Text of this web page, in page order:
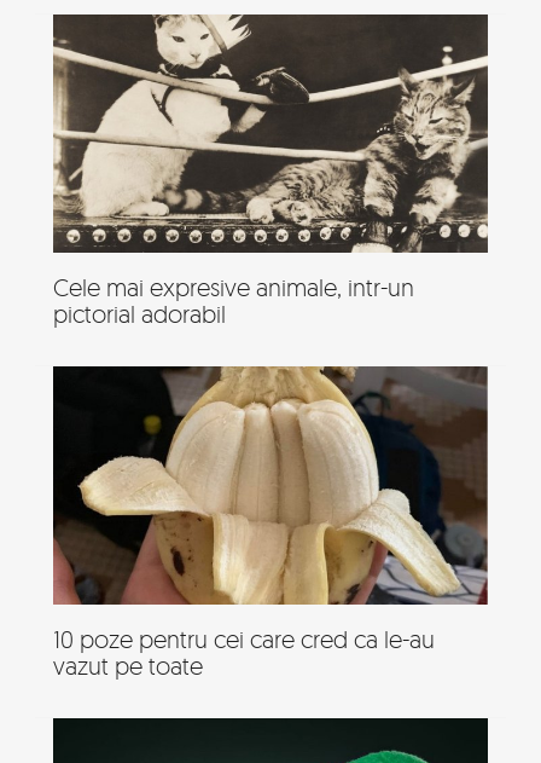
Cele mai expresive animale, intr-un
pictorial adorabil
10 poze pentru cei care cred ca le-au
vazut pe toate